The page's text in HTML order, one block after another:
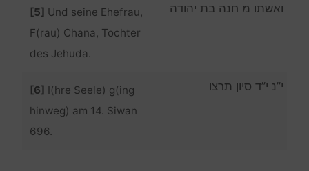
[5] Und seine Ehefrau,
F(rau) Chana, Tochter
des Jehuda.
ואשתו מ חנה בת יהודה
[6] I(hre Seele) g(ing
hinweg) am 14. Siwan
696.
י”נ י”ד סיון תרצו